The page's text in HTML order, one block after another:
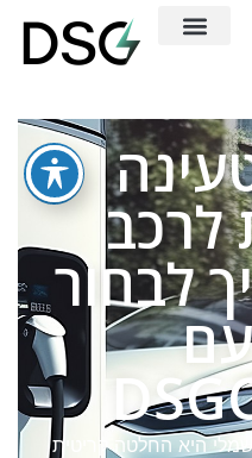
לרכב
לבחור
עם
היא החלטה קריטית